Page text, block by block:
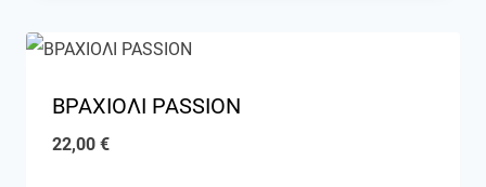
ΒΡΑΧΙΟΛΙ PASSION
22,00 €